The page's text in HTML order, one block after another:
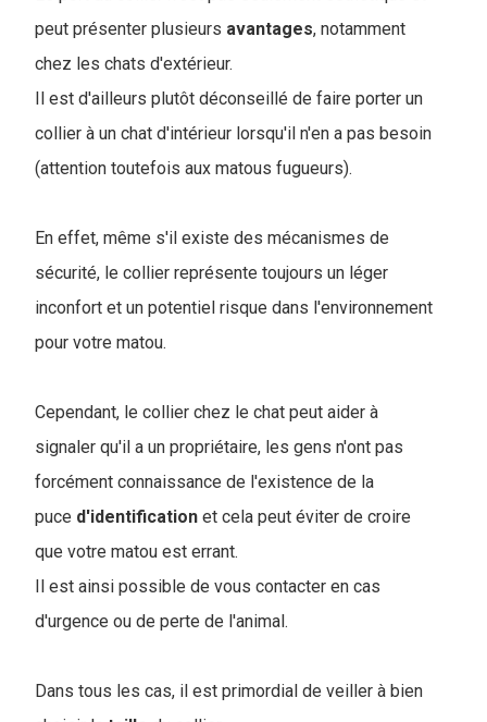
peut présenter plusieurs avantages, notamment
chez les chats d'extérieur.
Il est d'ailleurs plutôt déconseillé de faire porter un
collier à un chat d'intérieur lorsqu'il n'en a pas besoin
(attention toutefois aux matous fugueurs).
En effet, même s'il existe des mécanismes de
sécurité, le collier représente toujours un léger
inconfort et un potentiel risque dans l'environnement
pour votre matou.
Cependant, le collier chez le chat peut aider à
signaler qu'il a un propriétaire, les gens n'ont pas
forcément connaissance de l'existence de la
puce d'identification et cela peut éviter de croire
que votre matou est errant.
Il est ainsi possible de vous contacter en cas
d'urgence ou de perte de l'animal.
Dans tous les cas, il est primordial de veiller à bien